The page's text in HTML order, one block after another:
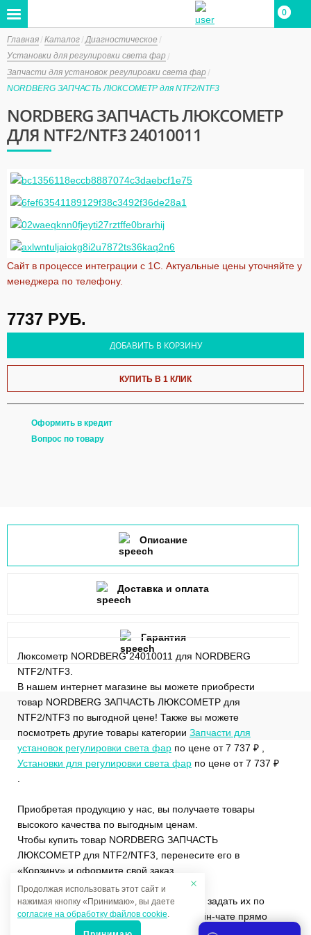
0
0
Главная Каталог Диагностическое
Установки для регулировки света фар
Запчасти для установок регулировки света фар
NORDBERG ЗАПЧАСТЬ ЛЮКСОМЕТР для NTF2/NTF3
NORDBERG ЗАПЧАСТЬ ЛЮКСОМЕТР
ДЛЯ NTF2/NTF3 24010011
Сайт в процессе интеграции с 1С. Актуальные цены уточняйте у
менеджера по телефону.
7737 РУБ.
ДОБАВИТЬ В КОРЗИНУ
КУПИТЬ В 1 КЛИК
Оформить в кредит
Вопрос по товару
Описание
Люксометр NORDBERG 24010011 для NORDBERG
NTF2/NTF3.
В нашем интернет магазине вы можете приобрести
товар NORDBERG ЗАПЧАСТЬ ЛЮКСОМЕТР для
NTF2/NTF3 по выгодной цене! Также вы можете
посмотреть другие товары категории Запчасти для
установок регулировки света фар по цене от 7 737 ₽ ,
Установки для регулировки света фар по цене от 7 737 ₽
Приобретая продукцию у нас, вы получаете товары
высокого качества по выгодным ценам.
Чтобы купить товар NORDBERG ЗАПЧАСТЬ
ЛЮКСОМЕТР для NTF2/NTF3, перенесите его в
«Корзину» и оформите свой заказ.
Если у вас остались вопросы, вы можете задать их по
телефону+7 (4822)65-69-46или в онлайн-чате прямо
Доставка и оплата
Гарантия
Продолжая использовать этот сайт и
нажимая кнопку «Принимаю», вы даете
согласие на обработку файлов cookie.